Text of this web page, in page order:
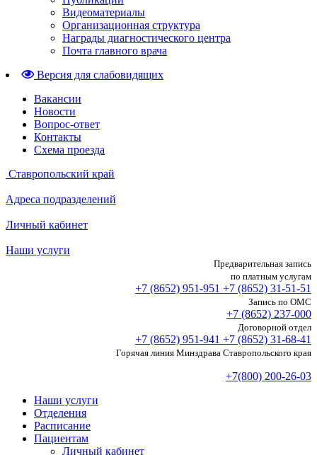
Видеоматериалы
Организационная структура
Награды диагностического центра
Почта главного врача
Версия для слабовидящих
Вакансии
Новости
Вопрос-ответ
Контакты
Схема проезда
Ставропольский край
Адреса подразделений
Личный кабинет
Наши услуги
Предварительная запись
по платным услугам
+7 (8652) 951-951 +7 (8652) 31-51-51
Запись по ОМС
+7 (8652) 237-000
Договорной отдел
+7 (8652) 951-941 +7 (8652) 31-68-41
Горячая линия Минздрава Ставропольского края
+7(800) 200-26-03
Наши услуги
Отделения
Расписание
Пациентам
Личный кабинет